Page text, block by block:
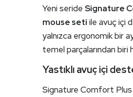
Yeni seride Signature
mouse seti ile avuç içi
yalnızca ergonomik bir
temel parçalarından biri
Yastıklı avuç içi
Signature Comfort Plus